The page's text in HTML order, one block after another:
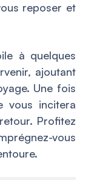
reposer et
à quelques
ajoutant
Une fois
vous incitera
Profitez
vous